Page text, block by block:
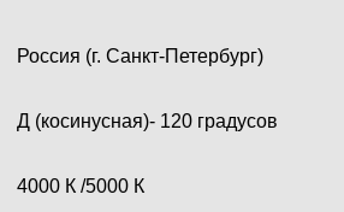
Россия (г. Санкт-Петербург)
Д (косинусная)- 120 градусов
4000 К /5000 К